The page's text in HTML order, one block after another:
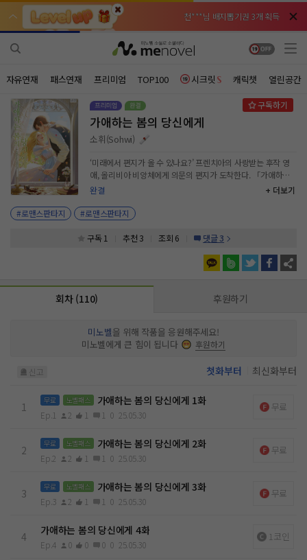
천***님 배지뽑기권 3개 획득
천***님 배지뽑기권 3개 획득
메**님 체험권 3일 획득
메**님 체험권 3일 획득
주**님 일반뽑기권 2개 획득
주**님 일반뽑기권 2개 획득
베**님 노벨패스
베**님 노벨패스
갈***님 후원10코인 획득
갈***님 후원10코인 획득
자유연재 패스연재 프리미엄 TOP100 시크릿 캐릭챗 열린공간
가애하는 봄의 당신에게
소휘(Sohwi)
완결
‘미래에서 편지가 올 수 있나요?’ 프렌치아의 사랑받는 후작 영
애, 올리비아 비앙체에게 의문의 편지가 도착한다. 「가애하는
올리비아에게」 누가, 왜 보내는지는 중요하지 않았다. 지루한
된 날, 그가 이미 죽은 사람이라는 걸 알게 되었다. 그러나 모든
게 이미 늦었다. 그녀는 깊은 사랑에 빠져 버린 후였으니까. “부
인.” 올리비아는 자신이 결국 완전히 미쳐 버렸다고 생각했다.
실베스트의 존경받는 대공, 프레디 빈 헤스테르의 앞으로 발신인
없는 편지가 도착한다. 「이름 모를 신사님께」 누가, 어떤 연유
로 보내는지 알 수 없었다. 해를 끼칠 의도가 없었기에 그는 그리
전까지만 하더라도. 표지 일러스트 : 코바 타이틀 디자인 : 도씨
+ 더보기
#로맨스판타지
#로맨스판타지
구독 1 추천 3 조회 6 댓글 3
회차 (110) 후원하기
미노벨을 위해 작품을 응원해주세요!
미노벨에게 큰 힘이 됩니다
후원하기
신고 첫화부터 최신화부터
1
무료 노벨패스 가애하는 봄의 당신에게 1화
Ep.1 2 1 1 0 25.05.30
무료
2
무료 노벨패스 가애하는 봄의 당신에게 2화
Ep.2 2 1 1 0 25.05.30
무료
3
무료 노벨패스 가애하는 봄의 당신에게 3화
Ep.3 2 1 1 0 25.05.30
무료
4 가애하는 봄의 당신에게 4화
Ep.4 0 0 0 0 25.05.30
1코인